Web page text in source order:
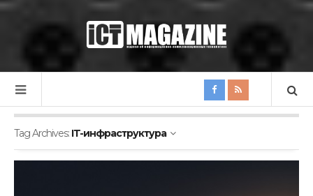
Tag Archives: IT-инфраструктура